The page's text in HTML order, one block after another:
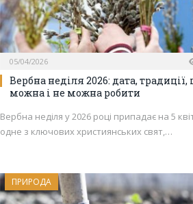
05/04/2026
Вербна неділя 2026: дата, традиції,
можна і не можна робити
Вербна неділя у 2026 році припадає на 5
одне з ключових християнських свят,…
ПРИРОДА